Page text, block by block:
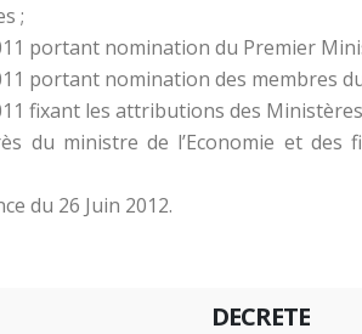
;
portant nomination du Premier
portant nomination des membres
fixant les attributions des
du ministre de l’Economie et des
du 26 Juin 2012.
DECRETE